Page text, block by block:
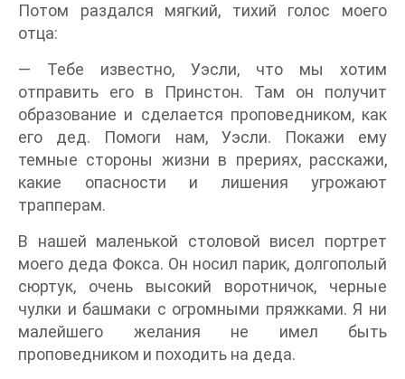
Потом раздался мягкий, тихий голос моего
отца:
— Тебе известно, Уэсли, что мы хотим
отправить его в Принстон. Там он получит
образование и сделается проповедником, как
его дед. Помоги нам, Уэсли. Покажи ему
темные стороны жизни в прериях, расскажи,
какие опасности и лишения угрожают
трапперам.
В нашей маленькой столовой висел портрет
моего деда Фокса. Он носил парик, долгополый
сюртук, очень высокий воротничок, черные
чулки и башмаки с огромными пряжками. Я ни
малейшего желания не имел быть
проповедником и походить на деда.